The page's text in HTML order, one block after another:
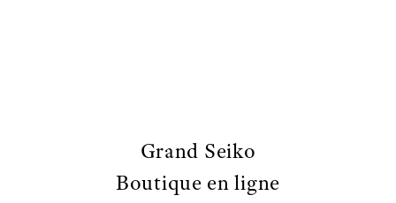
Grand Seiko
Boutique en ligne